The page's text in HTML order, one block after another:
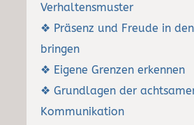
Verhaltensmuster
❖ Präsenz und Freude in
bringen
❖ Eigene Grenzen erkennen
❖ Grundlagen der
Kommunikation